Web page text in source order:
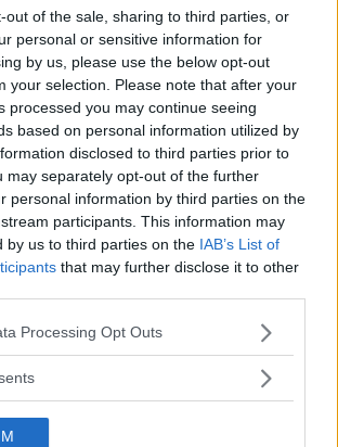
out of the sale, sharing to third parties, or
personal or sensitive information for
by us, please use the below opt-out
your selection. Please note that after your
processed you may continue seeing
based on personal information utilized by
disclosed to third parties prior to
may separately opt-out of the further
personal information by third parties on the
participants. This information may
by us to third parties on the IAB’s List of
that may further disclose it to other
website/app uses one or more Google
visit or usage behaviour. You may click to
below specified purposes in below Google
Processing Opt Outs
di Lingua per bambini
creativi per bambini